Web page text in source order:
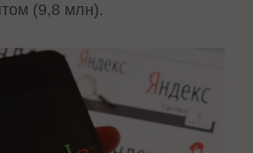
(9,8 млн).